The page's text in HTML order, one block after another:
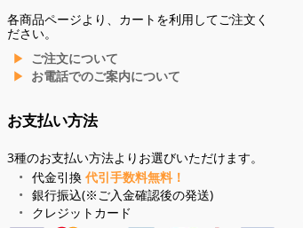
各商品ページより、カートを利用してご注文く
ださい。
ご注文について
お電話でのご案内について
お支払い方法
3種のお支払い方法よりお選びいただけます。
代金引換 代引手数料無料！
銀行振込(※ご入金確認後の発送)
クレジットカード